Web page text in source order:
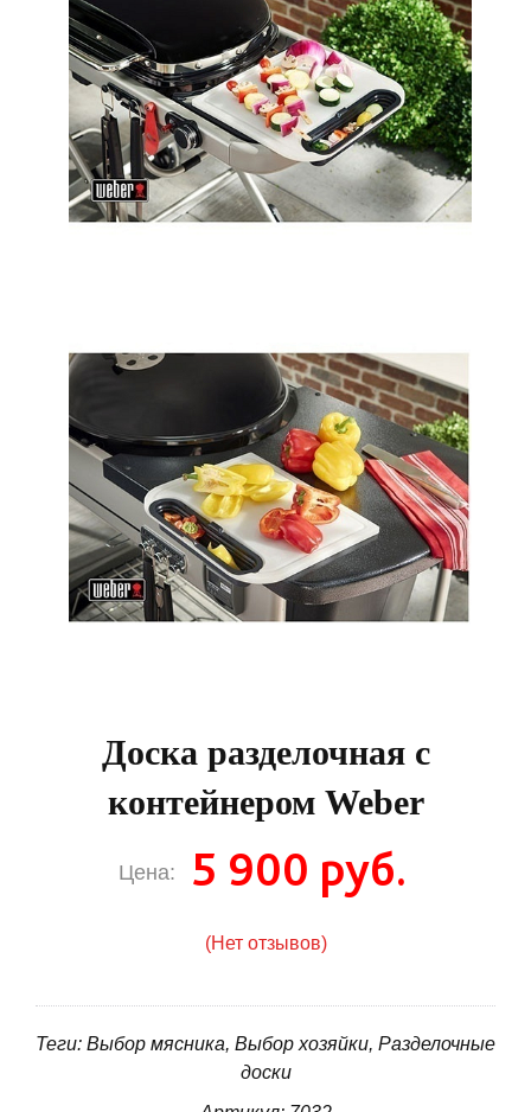
Доска разделочная с
контейнером Weber
Цена: 5 900 руб.
(Нет отзывов)
Теги: Выбор мясника, Выбор хозяйки, Разделочные
доски